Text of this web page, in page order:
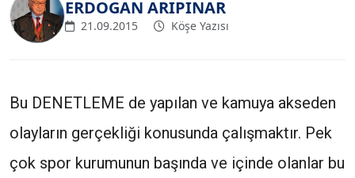
ERDOGAN ARIPINAR
21.09.2015 Köşe Yazısı
Bu DENETLEME de yapılan ve kamuya akseden
olayların gerçekliği konusunda çalışmaktır. Pek
çok spor kurumunun başında ve içinde olanlar bu